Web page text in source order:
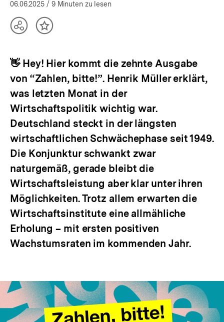
öffnen
06.06.2025 / 9 Minuten zu lesen
TeilenInhalt
👋 Hey! Hier kommt die zehnte Ausgabe
von “Zahlen, bitte!”. Henrik Müller erklärt,
was letzten Monat in der
Wirtschaftspolitik wichtig war.
Deutschland steckt in der längsten
wirtschaftlichen Schwächephase seit 1949.
Die Konjunktur schwankt zwar
naturgemäß, gerade bleibt die
Wirtschaftsleistung aber klar unter ihren
Möglichkeiten. Trotz allem erwarten die
Wirtschaftsinstitute eine allmähliche
Erholung – mit ersten positiven
Wachstumsraten im kommenden Jahr.